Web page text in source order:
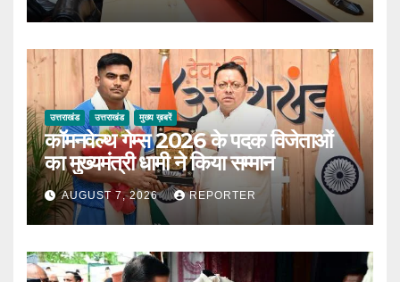
उत्तराखंड उत्तराखंड मुख्य ख़बरें
कॉमनवेल्थ गेम्स 2026 के पदक विजेताओं
का मुख्यमंत्री धामी ने किया सम्मान
AUGUST 7, 2026 REPORTER